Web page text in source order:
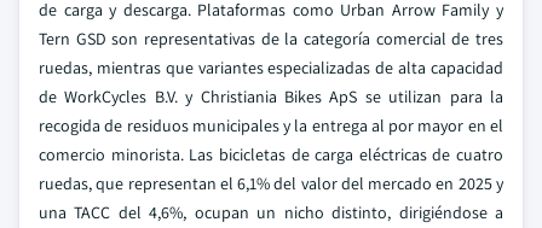
de carga y descarga. Plataformas como Urban Arrow Family y
Tern GSD son representativas de la categoría comercial de tres
ruedas, mientras que variantes especializadas de alta capacidad
de WorkCycles B.V. y Christiania Bikes ApS se utilizan para la
recogida de residuos municipales y la entrega al por mayor en el
comercio minorista. Las bicicletas de carga eléctricas de cuatro
ruedas, que representan el 6,1% del valor del mercado en 2025 y
una TACC del 4,6%, ocupan un nicho distinto, dirigiéndose a